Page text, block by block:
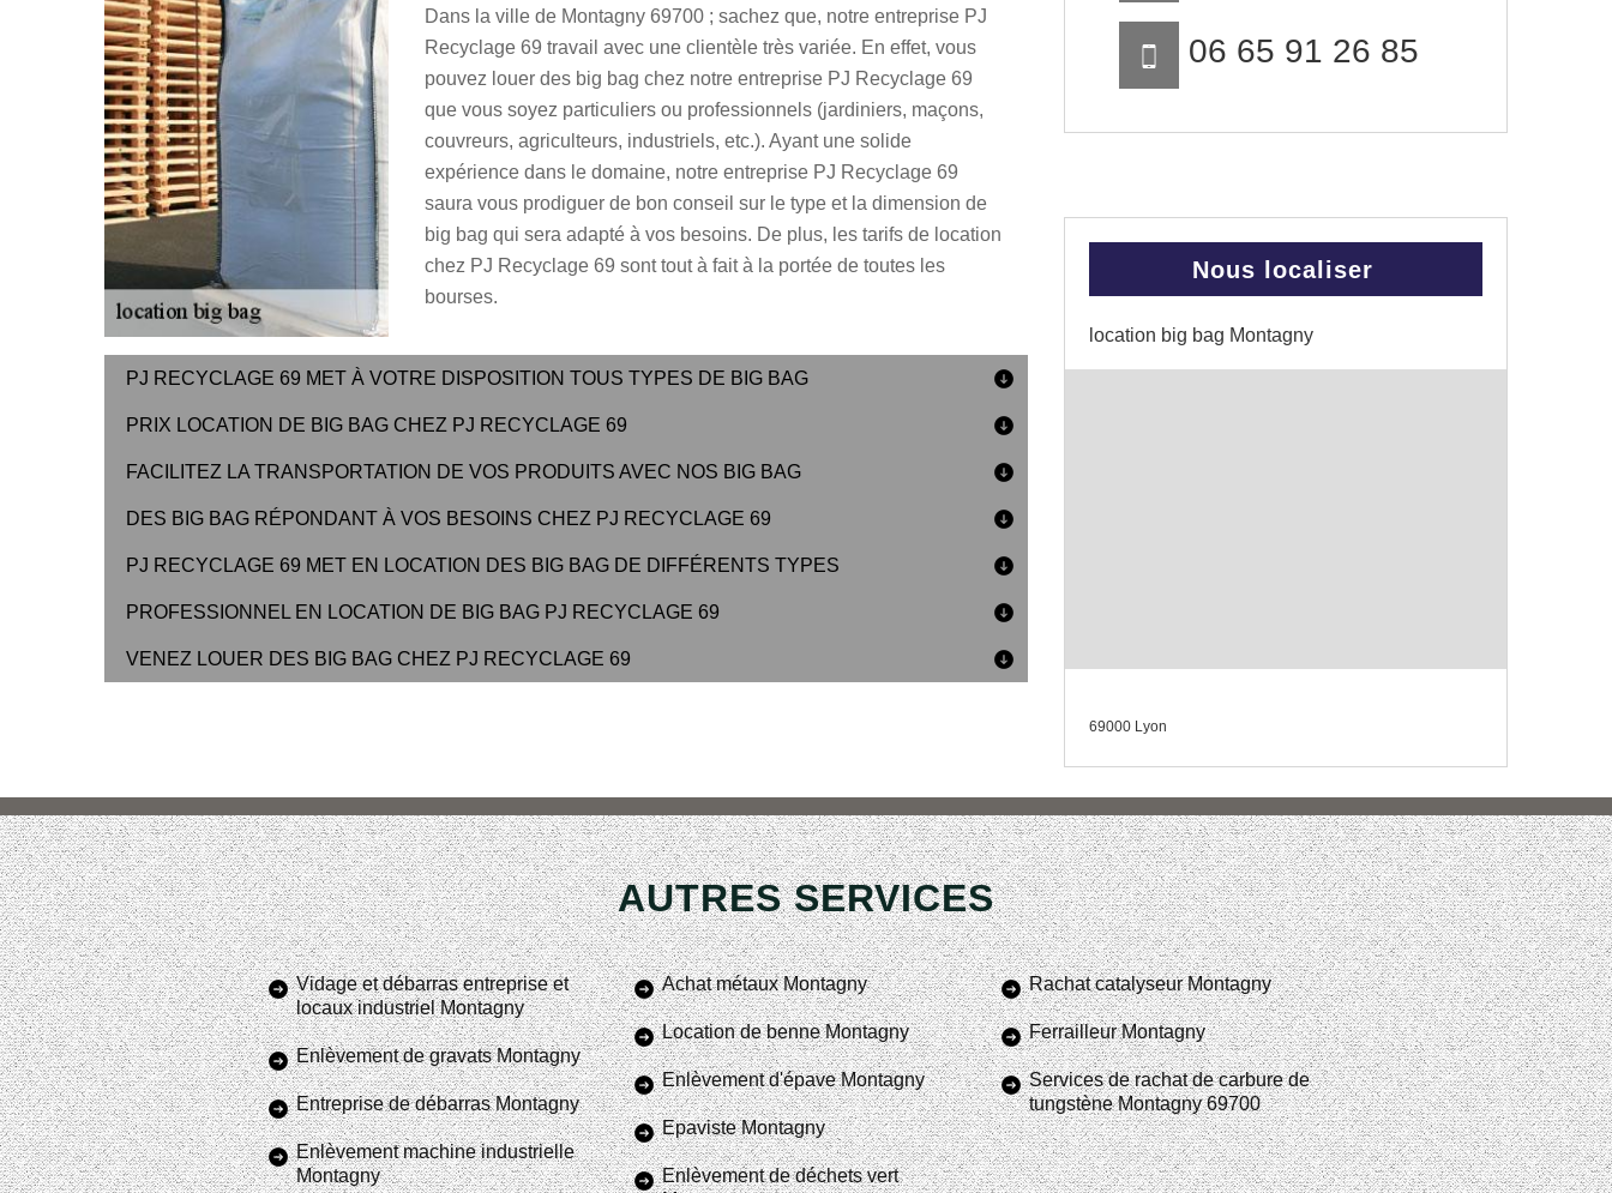
Dans la ville de Montagny 69700 ; sachez que, notre entreprise PJ
Recyclage 69 travail avec une clientèle très variée. En effet, vous
pouvez louer des big bag chez notre entreprise PJ Recyclage 69
que vous soyez particuliers ou professionnels (jardiniers, maçons,
couvreurs, agriculteurs, industriels, etc.). Ayant une solide
expérience dans le domaine, notre entreprise PJ Recyclage 69
saura vous prodiguer de bon conseil sur le type et la dimension de
big bag qui sera adapté à vos besoins. De plus, les tarifs de location
chez PJ Recyclage 69 sont tout à fait à la portée de toutes les
bourses.
PJ RECYCLAGE 69 MET À VOTRE DISPOSITION TOUS TYPES DE BIG BAG
PRIX LOCATION DE BIG BAG CHEZ PJ RECYCLAGE 69
FACILITEZ LA TRANSPORTATION DE VOS PRODUITS AVEC NOS BIG BAG
DES BIG BAG RÉPONDANT À VOS BESOINS CHEZ PJ RECYCLAGE 69
PJ RECYCLAGE 69 MET EN LOCATION DES BIG BAG DE DIFFÉRENTS TYPES
PROFESSIONNEL EN LOCATION DE BIG BAG PJ RECYCLAGE 69
VENEZ LOUER DES BIG BAG CHEZ PJ RECYCLAGE 69
06 65 91 26 85
Nous localiser
location big bag Montagny
69000 Lyon
AUTRES SERVICES
Vidage et débarras entreprise et
locaux industriel Montagny
Enlèvement de gravats Montagny
Entreprise de débarras Montagny
Enlèvement machine industrielle
Montagny
Achat métaux Montagny
Location de benne Montagny
Enlèvement d'épave Montagny
Epaviste Montagny
Enlèvement de déchets vert
Rachat catalyseur Montagny
Ferrailleur Montagny
Services de rachat de carbure de
tungstène Montagny 69700